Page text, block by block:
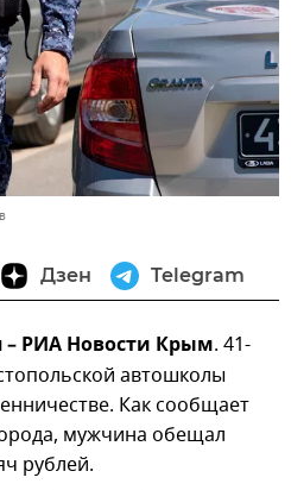
Дзен Telegram
РИА Новости Крым. 41-
автошколы
Как сообщает
мужчина обещал
рублей.